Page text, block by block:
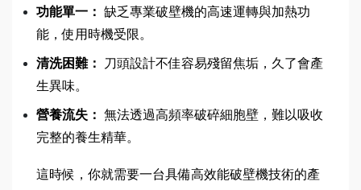
功能單一： 缺乏專業破壁機的高速運轉與加熱功
能，使用時機受限。
清洗困難：
刀頭設計不佳容易殘留焦垢，久了會產
生異味。
營養流失： 無法透過高頻率破碎細胞壁，難以吸收
完整的養生精華。
這時候，你就需要一台具備高效能破壁機技術的產